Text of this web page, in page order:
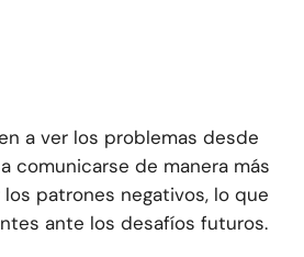
a ver los problemas desde
comunicarse de manera más
patrones negativos, lo que
ante los desafíos futuros.